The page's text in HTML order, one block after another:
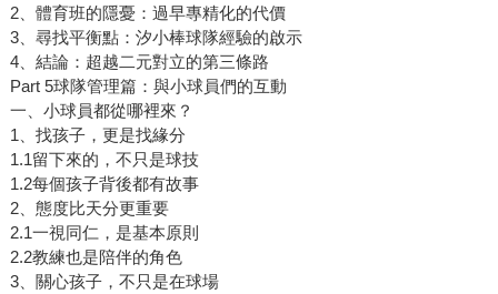
2、體育班的隱憂：過早專精化的代價
3、尋找平衡點：汐小棒球隊經驗的啟示
4、結論：超越二元對立的第三條路
Part 5球隊管理篇：與小球員們的互動
一、小球員都從哪裡來？
1、找孩子，更是找緣分
1.1留下來的，不只是球技
1.2每個孩子背後都有故事
2、態度比天分更重要
2.1一視同仁，是基本原則
2.2教練也是陪伴的角色
3、關心孩子，不只是在球場